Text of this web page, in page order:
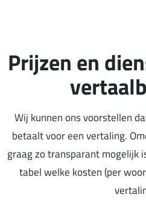
Prijzen en
Wij kunnen ons voorstellen
betaalt voor een vertaling.
graag zo transparant mogelijk
tabel welke kosten (per